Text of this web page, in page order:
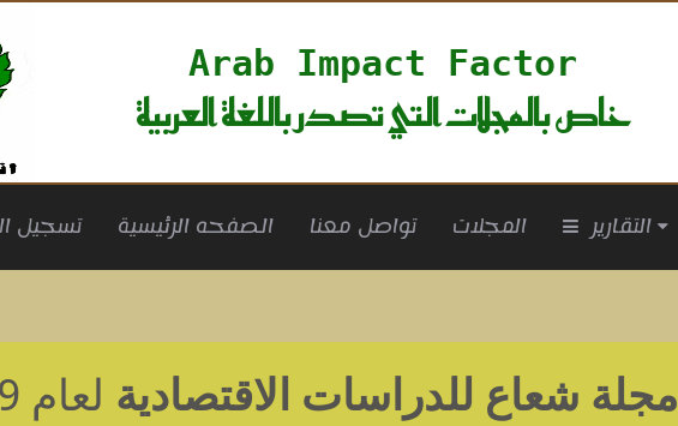
Arab Impact Factor
خاص بالمجلات التي تصدر باللغة العربية
تسجيل الصفحه الرئيسية تواصل معنا المجلات التقارير
مجلة شعاع للدراسات الاقتصادية لعام 2019